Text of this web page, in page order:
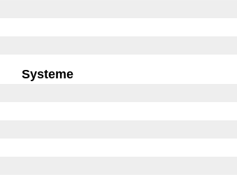
Systeme